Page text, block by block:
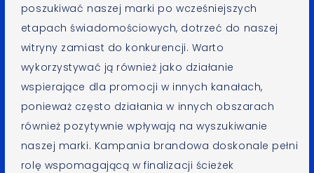
poszukiwać naszej marki po wcześniejszych
etapach świadomościowych, dotrzeć do naszej
witryny zamiast do konkurencji. Warto
wykorzystywać ją również jako działanie
wspierające dla promocji w innych kanałach,
ponieważ często działania w innych obszarach
również pozytywnie wpływają na wyszukiwanie
naszej marki. Kampania brandowa doskonale pełni
rolę wspomagającą w finalizacji ścieżek